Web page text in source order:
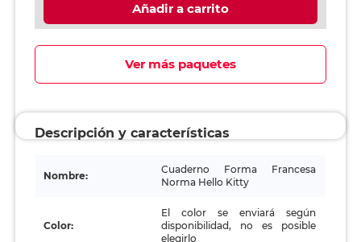
Añadir a carrito
Ver más paquetes
Descripción y características
Nombre:
Cuaderno Forma Francesa
Norma Hello Kitty
Color:
El color se enviará según
disponibilidad, no es posible
elegirlo